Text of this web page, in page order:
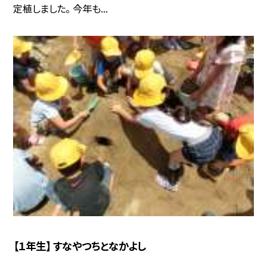
定植しました。 今年も...
【１年生】 すなやつちとなかよし